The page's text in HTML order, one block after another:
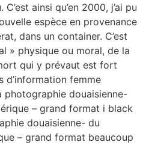
ainsi qu’en 2000, j’ai pu
espèce en provenance
dans un container. C’est
» physique ou moral, de la
qui y prévaut est fort
d’information femme
photographie douaisienne-
– grand format i black
douaisienne- du
– grand format beaucoup